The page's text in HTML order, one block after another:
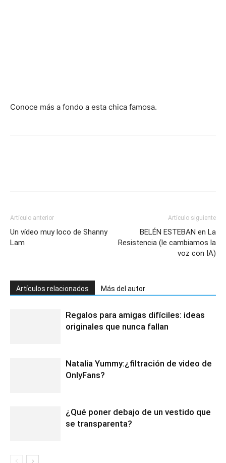
Conoce más a fondo a esta chica famosa.
Artículo anterior
Un vídeo muy loco de Shanny
Lam
Artículo siguiente
BELÉN ESTEBAN en La
Resistencia (le cambiamos la
voz con IA)
Artículos relacionados Más del autor
Regalos para amigas difíciles: ideas
originales que nunca fallan
Natalia Yummy:¿filtración de video de
OnlyFans?
¿Qué poner debajo de un vestido que
se transparenta?